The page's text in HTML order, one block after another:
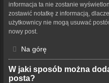
informacja ta nie zostanie
zostawić notatkę z informacją,
użytkownicy nie mogą usuwać
nowy post.
Na górę
W jaki sposób można
posta?